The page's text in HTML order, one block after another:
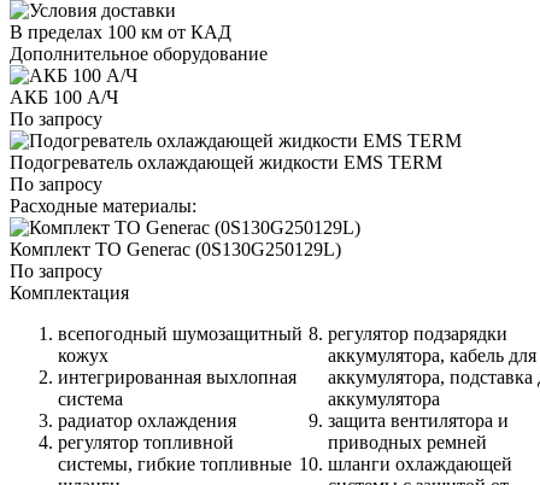
В пределах 100 км от КАД
Дополнительное оборудование
АКБ 100 А/Ч
По запросу
Подогреватель охлаждающей жидкости EMS TERM
По запросу
Расходные материалы:
Комплект ТО Generac (0S130G250129L)
По запросу
Комплектация
всепогодный шумозащитный
кожух
интегрированная выхлопная
система
радиатор охлаждения
регулятор топливной
системы, гибкие топливные
регулятор подзарядки
аккумулятора, кабель для
аккумулятора, подставка
аккумулятора
защита вентилятора и
приводных ремней
шланги охлаждающей